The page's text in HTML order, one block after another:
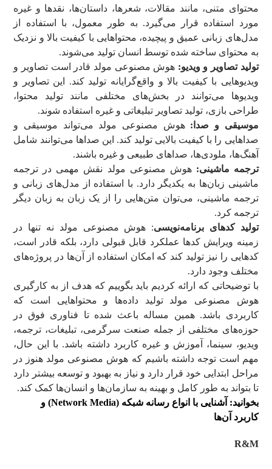
محتوای متنی، مانند مقالات، شعرها، داستان‌ها، نقد‌ها و غیره
مورد استفاده قرار می‌گیرد. به طور معمول، با استفاده از
مدل‌های زبانی عمیق و پیچیده، محتواهایی با کیفیت بالا و نزدیک
به محتوای ساخته شده توسط انسان تولید می‌شوند.
تولید تصاویر و ویدیو: هوش مصنوعی مولد قادر است تصاویر و
ویدیوهایی با کیفیت بالا و واقع‌گرایانه تولید کند. این تصاویر و
ویدیوها می‌توانند در بخش‌های مختلفی مانند تولید محتوا،
طراحی بازی، تولید تصاویر تبلیغاتی و غیره استفاده شوند.
موسیقی و صدا: هوش مصنوعی مولد می‌تواند موسیقی و
صداهایی را با کیفیت بالایی تولید کند. این صداها می‌توانند شامل
آهنگ‌ها، ملودی‌ها، صداهای طبیعی و غیره باشند.
ترجمه ماشینی: هوش مصنوعی مولد نقش مهمی در ترجمه
ماشینی زبان‌ها به یکدیگر دارد. با استفاده از مدل‌های زبانی و
ترجمه ماشینی، می‌توان متن‌هایی را از یک زبان به زبان دیگر
ترجمه کرد.
تولید کدهای برنامه‌نویسی: هوش مصنوعی مولد نه تنها در
زمینه ویرایش کدها عملکرد قابل قبولی دارد، بلکه قادر است،
کدهایی را نیز تولید کند که امکان استفاده از آن‌ها در پروژه‌های
مختلف وجود دارد.
با توضیحاتی که ارائه کردیم باید بگوییم که هدف از به کارگیری
هوش مصنوعی مولد تولید داده‌ها و محتواهایی است که
کاربردی باشد. همین مساله باعث شده تا فناوری فوق در
حوزه‌های مختلفی از جمله صنعت سرگرمی، تبلیغات، ترجمه،
ویدیو، سینما، آموزش و غیره کاربرد داشته باشد. با این حال،
مهم است توجه داشته باشیم که هوش مصنوعی مولد هنوز در
مراحل ابتدایی خود قرار دارد و نیاز به بهبود و توسعه بیشتر دارد
تا بتواند به طور کامل و بهینه به سازمان‌ها و انسان‌ها کمک کند.
بخوانید:
آشنایی با انواع رسانه‌ شبکه (Network Media) و
کاربرد آن‌ها
R&M